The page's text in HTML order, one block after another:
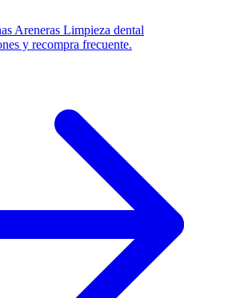
Areneras Limpieza dental
y recompra frecuente.